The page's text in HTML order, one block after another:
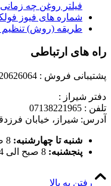
فیلتر روغن چه
شماره های فیوز
طریقه (روش)
راه های ارتباطی
پشتیبانی فروش : 09120626064
دفتر شیراز :
تلفن : 07138221965
آدرس: شیراز، خیابان فرزدقی کوچه
شنبه تا چهارشنبه: 8 صبح الی 8 شب
پنجشنبه: 8 صبح الی 4 بعدازظهر
رفتن به بالا